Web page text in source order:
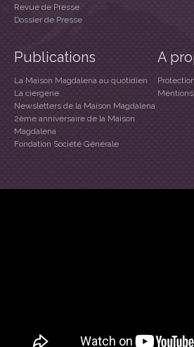
Revue de Presse
Dossier de Presse
Publications
La Maison Magdalena au quotidien
La ciergerie
Newsletters de la Maison Magdalena
2ème anniversaire de la Maison
Magdalena
Fondation Société Générale
A